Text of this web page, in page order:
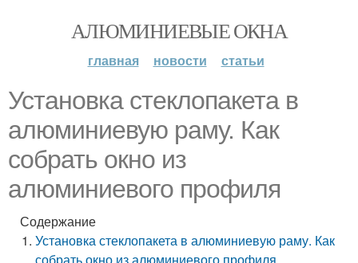
АЛЮМИНИЕВЫЕ ОКНА
главная новости статьи
Установка стеклопакета в
алюминиевую раму. Как
собрать окно из
алюминиевого профиля
Содержание
Установка стеклопакета в алюминиевую раму. Как